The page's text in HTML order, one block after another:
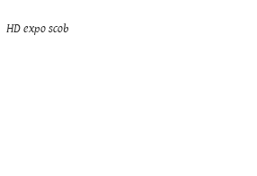
HD expo scob